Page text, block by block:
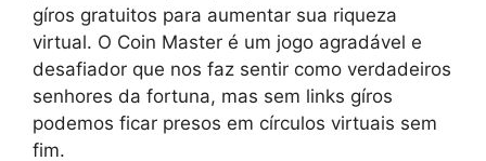
gíros gratuitos para aumentar sua riqueza
virtual. O Coin Master é um jogo agradável e
desafiador que nos faz sentir como verdadeiros
senhores da fortuna, mas sem links gíros
podemos ficar presos em círculos virtuais sem
fim.